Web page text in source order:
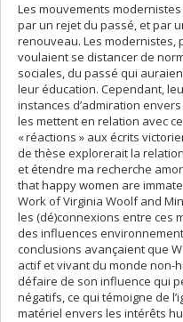
Les mouvements
par un rejet du passé, et par
renouveau. Les modernistes,
voulaient se distancer de
sociales, du passé qui
leur éducation. Cependant,
instances d’admiration
les mettent en relation avec
« réactions » aux écrits
de thèse explorerait la
et étendre ma recherche
that happy women are
Work of Virginia Woolf and
les (dé)connexions entre ces
des influences
conclusions avançaient que
actif et vivant du monde non-
défaire de son influence qui
négatifs, ce qui témoigne de
matériel envers les intérêts